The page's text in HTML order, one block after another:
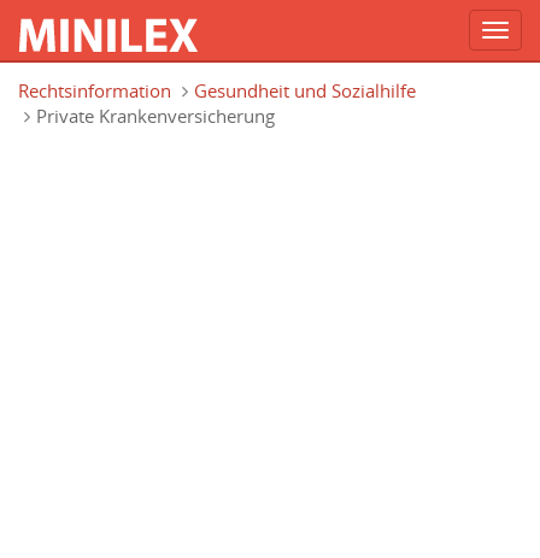
Rechtsinformation
Gesundheit und Sozialhilfe
Private Krankenversicherung